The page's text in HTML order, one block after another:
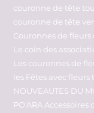
couronne de tête
couronne de tête
Couronnes de
Le coin des
Les couronnes de
les Fêtes avec
NOUVEAUTES DU
PO'ARA